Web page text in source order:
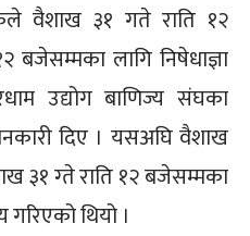
वैशाख ३१ गते राति १२
बजेसम्मका लागि निषेधाज्ञा
उद्योग बाणिज्य संघका
दिए । यसअघि वैशाख
३१ ग्ते राति १२ बजेसम्मका
गरिएको थियो ।